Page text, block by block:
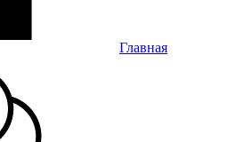
Главная